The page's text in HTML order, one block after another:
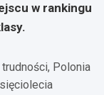
w rankingu
Polonia